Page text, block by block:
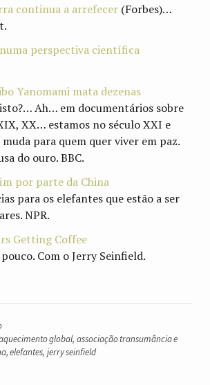
continua a arrefecer (Forbes)…
perspectiva científica
Yanomami mata dezenas
Ah… em documentários sobre
XX… estamos no século XXI e
para quem quer viver em paz.
do ouro. BBC.
por parte da China
para os elefantes que estão a ser
NPR.
Getting Coffee
Com o Jerry Seinfield.
global, associação transumância e
,elefantes, jerry seinfield